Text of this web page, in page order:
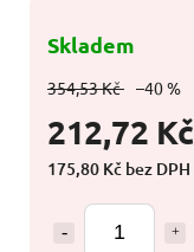
354,53 Kč –40 %
212,72 Kč
175,80 Kč bez DPH
Skladem